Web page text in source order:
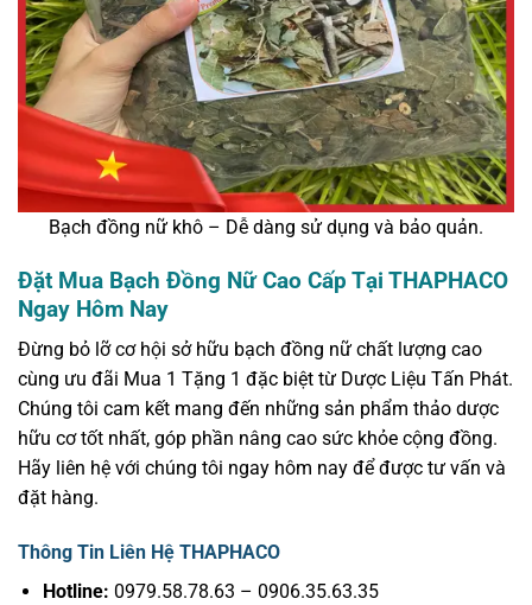
Bạch đồng nữ khô – Dễ dàng sử dụng và bảo quản.
Đặt Mua Bạch Đồng Nữ Cao Cấp Tại THAPHACO
Ngay Hôm Nay
Đừng bỏ lỡ cơ hội sở hữu bạch đồng nữ chất lượng cao
cùng ưu đãi Mua 1 Tặng 1 đặc biệt từ Dược Liệu Tấn Phát.
Chúng tôi cam kết mang đến những sản phẩm thảo dược
hữu cơ tốt nhất, góp phần nâng cao sức khỏe cộng đồng.
Hãy liên hệ với chúng tôi ngay hôm nay để được tư vấn và
đặt hàng.
Thông Tin Liên Hệ THAPHACO
Hotline: 0979.58.78.63 – 0906.35.63.35